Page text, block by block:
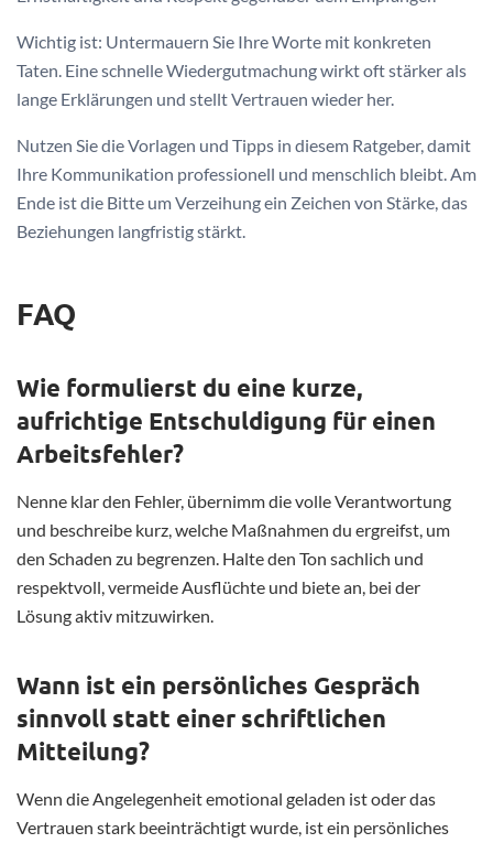
Wichtig ist: Untermauern Sie Ihre Worte mit konkreten
Taten. Eine schnelle Wiedergutmachung wirkt oft stärker als
lange Erklärungen und stellt Vertrauen wieder her.
Nutzen Sie die Vorlagen und Tipps in diesem Ratgeber, damit
Ihre Kommunikation professionell und menschlich bleibt. Am
Ende ist die Bitte um Verzeihung ein Zeichen von Stärke, das
Beziehungen langfristig stärkt.
FAQ
Wie formulierst du eine kurze,
aufrichtige Entschuldigung für einen
Arbeitsfehler?
Nenne klar den Fehler, übernimm die volle Verantwortung
und beschreibe kurz, welche Maßnahmen du ergreifst, um
den Schaden zu begrenzen. Halte den Ton sachlich und
respektvoll, vermeide Ausflüchte und biete an, bei der
Lösung aktiv mitzuwirken.
Wann ist ein persönliches Gespräch
sinnvoll statt einer schriftlichen
Mitteilung?
Wenn die Angelegenheit emotional geladen ist oder das
Vertrauen stark beeinträchtigt wurde, ist ein persönliches